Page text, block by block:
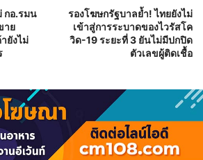
กอ.รมน
าย
ยังไม่
รองโฆษกรัฐบาลย้ำ! ไทยยังไม่
เข้าสู่การระบาดของไวรัสโค
วิด-19 ระยะที่ 3 ยันไม่มีปกปิด
ตัวเลขผู้ติดเชื้อ